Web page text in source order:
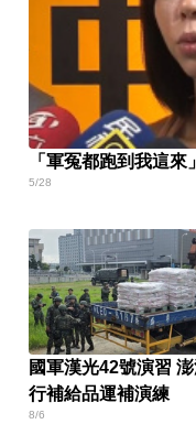
「軍冤都跑到我這
5/28
國軍漢光42號演習
行補給品運補演練
8/6